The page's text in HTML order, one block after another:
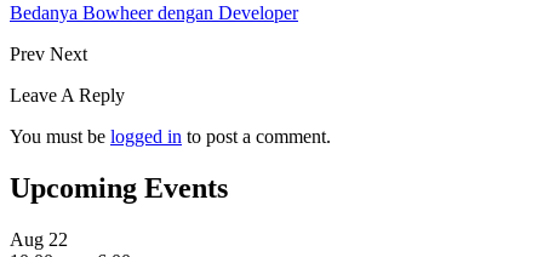
Bedanya Bowheer dengan Developer
Prev Next
Leave A Reply
You must be logged in to post a comment.
Upcoming Events
Aug 22